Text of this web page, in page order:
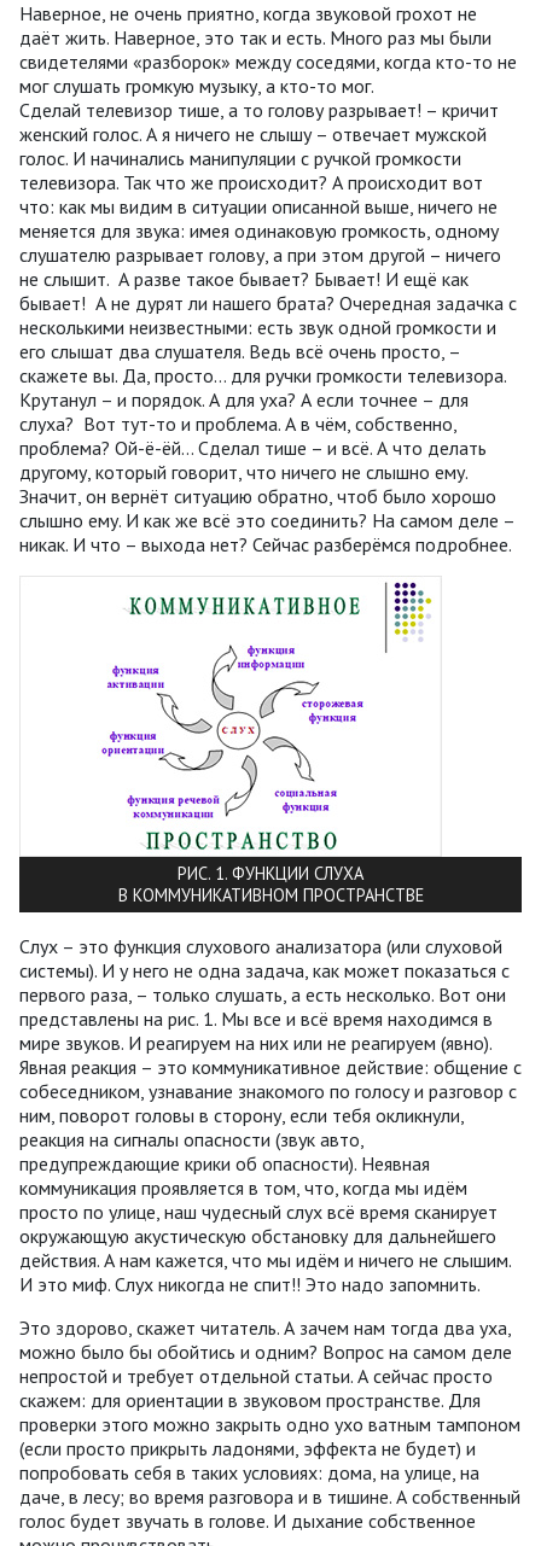
Наверное, не очень приятно, когда звуковой грохот не
даёт жить. Наверное, это так и есть. Много раз мы были
свидетелями «разборок» между соседями, когда кто-то не
мог слушать громкую музыку, а кто-то мог.
Сделай телевизор тише, а то голову разрывает! – кричит
женский голос. А я ничего не слышу – отвечает мужской
голос. И начинались манипуляции с ручкой громкости
телевизора. Так что же происходит? А происходит вот
что: как мы видим в ситуации описанной выше, ничего не
меняется для звука: имея одинаковую громкость, одному
слушателю разрывает голову, а при этом другой – ничего
не слышит. А разве такое бывает? Бывает! И ещё как
бывает! А не дурят ли нашего брата? Очередная задачка с
несколькими неизвестными: есть звук одной громкости и
его слышат два слушателя. Ведь всё очень просто, –
скажете вы. Да, просто… для ручки громкости телевизора.
Крутанул – и порядок. А для уха? А если точнее – для
слуха? Вот тут-то и проблема. А в чём, собственно,
проблема? Ой-ё-ёй... Сделал тише – и всё. А что делать
другому, который говорит, что ничего не слышно ему.
Значит, он вернёт ситуацию обратно, чтоб было хорошо
слышно ему. И как же всё это соединить? На самом деле –
никак. И что – выхода нет? Сейчас разберёмся подробнее.
РИС. 1. ФУНКЦИИ СЛУХА
В КОММУНИКАТИВНОМ ПРОСТРАНСТВЕ
Слух – это функция слухового анализатора (или слуховой
системы). И у него не одна задача, как может показаться с
первого раза, – только слушать, а есть несколько. Вот они
представлены на рис. 1. Мы все и всё время находимся в
мире звуков. И реагируем на них или не реагируем (явно).
Явная реакция – это коммуникативное действие: общение с
собеседником, узнавание знакомого по голосу и разговор с
ним, поворот головы в сторону, если тебя окликнули,
реакция на сигналы опасности (звук авто,
предупреждающие крики об опасности). Неявная
коммуникация проявляется в том, что, когда мы идём
просто по улице, наш чудесный слух всё время сканирует
окружающую акустическую обстановку для дальнейшего
действия. А нам кажется, что мы идём и ничего не слышим.
И это миф. Слух никогда не спит!! Это надо запомнить.
Это здорово, скажет читатель. А зачем нам тогда два уха,
можно было бы обойтись и одним? Вопрос на самом деле
непростой и требует отдельной статьи. А сейчас просто
скажем: для ориентации в звуковом пространстве. Для
проверки этого можно закрыть одно ухо ватным тампоном
(если просто прикрыть ладонями, эффекта не будет) и
попробовать себя в таких условиях: дома, на улице, на
даче, в лесу; во время разговора и в тишине. А собственный
голос будет звучать в голове. И дыхание собственное